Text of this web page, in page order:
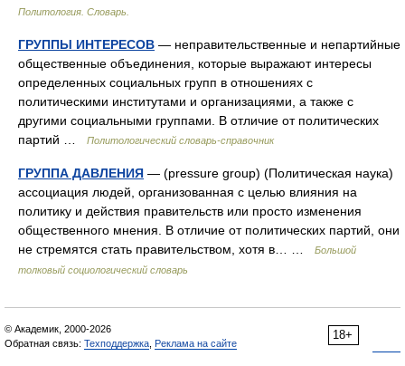
Политология. Словарь.
ГРУППЫ ИНТЕРЕСОВ — неправительственные и непартийные
общественные объединения, которые выражают интересы
определенных социальных групп в отношениях с
политическими институтами и организациями, а также с
другими социальными группами. В отличие от политических
партий …
Политологический словарь-справочник
ГРУППА ДАВЛЕНИЯ — (pressure group) (Политическая наука)
ассоциация людей, организованная с целью влияния на
политику и действия правительств или просто изменения
общественного мнения. В отличие от политических партий, они
не стремятся стать правительством, хотя в… …
Большой
толковый социологический словарь
18+
© Академик, 2000-2026
Обратная связь: Техподдержка Реклама на сайте